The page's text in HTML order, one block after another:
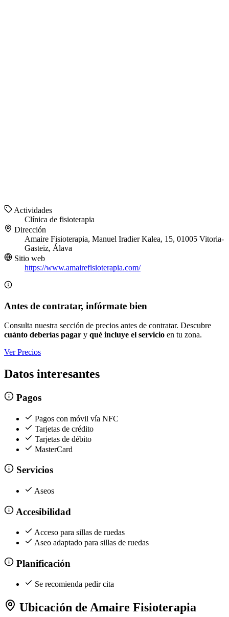
Actividades
Clínica de fisioterapia
Dirección
Amaire Fisioterapia, Manuel Iradier Kalea, 15, 01005 Vitoria-
Gasteiz, Álava
Sitio web
https://www.amairefisioterapia.com/
Antes de contratar, infórmate bien
Consulta nuestra sección de precios antes de contratar. Descubre
cuánto deberías pagar y qué incluye el servicio en tu zona.
Ver Precios
Datos interesantes
Pagos
Pagos con móvil vía NFC
Tarjetas de crédito
Tarjetas de débito
MasterCard
Servicios
Aseos
Accesibilidad
Acceso para sillas de ruedas
Aseo adaptado para sillas de ruedas
Planificación
Se recomienda pedir cita
Ubicación de Amaire Fisioterapia